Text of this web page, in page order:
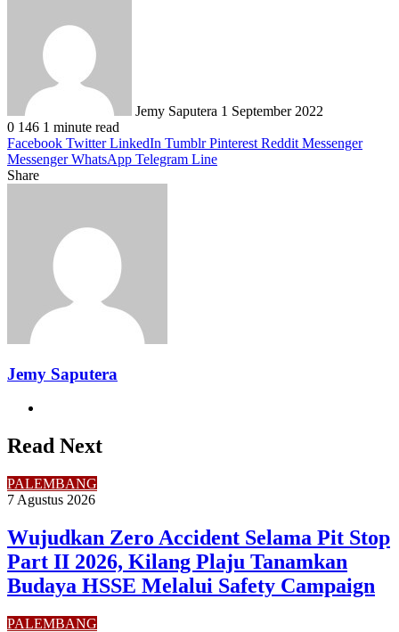
Jemy Saputera 1 September 2022
0 146 1 minute read
Facebook Twitter LinkedIn Tumblr Pinterest Reddit Messenger
Messenger WhatsApp Telegram Line
Share
Jemy Saputera
Read Next
PALEMBANG
7 Agustus 2026
Wujudkan Zero Accident Selama Pit Stop
Part II 2026, Kilang Plaju Tanamkan
Budaya HSSE Melalui Safety Campaign
PALEMBANG